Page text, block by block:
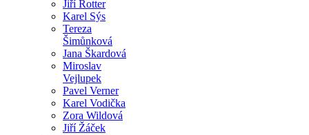
Jiří Rotter
Karel Sýs
Tereza
Šimůnková
Jana Škardová
Miroslav
Vejlupek
Pavel Verner
Karel Vodička
Zora Wildová
Jiří Žáček